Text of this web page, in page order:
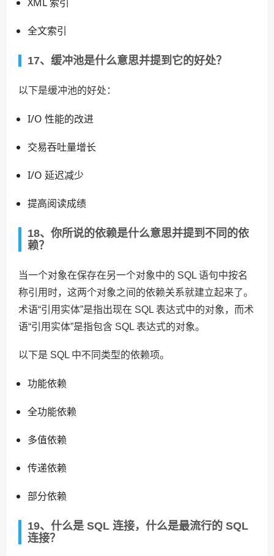
全文索引
17、缓冲池是什么意思并提到它的好处？
以下是缓冲池的好处：
I/O 性能的改进
交易吞吐量增长
I/O 延迟减少
提高阅读成绩
18、你所说的依赖是什么意思并提到不同的依
赖？
当一个对象在保存在另一个对象中的 SQL 语句中按名
称引用时，这两个对象之间的依赖关系就建立起来了。
术语“引用实体”是指出现在 SQL 表达式中的对象，而术
语“引用实体”是指包含 SQL 表达式的对象。
以下是 SQL 中不同类型的依赖项。
功能依赖
全功能依赖
多值依赖
传递依赖
部分依赖
19、什么是 SQL 连接，什么是最流行的 SQL
连接？